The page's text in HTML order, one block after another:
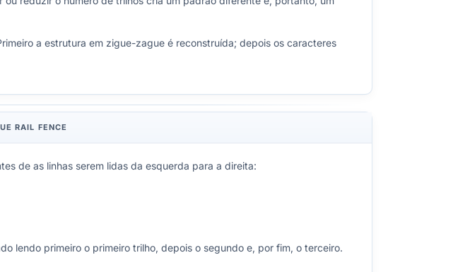
a estrutura em zigue-zague é reconstruída; depois os caracteres
RAIL FENCE
de as linhas serem lidas da esquerda para a direita:
lendo primeiro o primeiro trilho, depois o segundo e, por fim, o terceiro.